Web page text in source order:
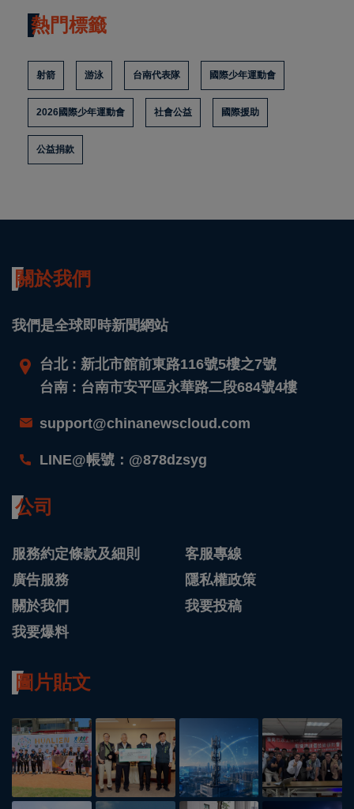
熱門標籤
射箭 游泳 台南代表隊 國際少年運動會
2026國際少年運動會 社會公益 國際援助
公益捐款
關於我們
我們是全球即時新聞網站
台北 : 新北市館前東路116號5樓之7號
台南 : 台南市安平區永華路二段684號4樓
support@chinanewscloud.com
LINE@帳號：@878dzsyg
公司
服務約定條款及細則
客服專線
廣告服務
隱私權政策
關於我們
我要投稿
我要爆料
圖片貼文